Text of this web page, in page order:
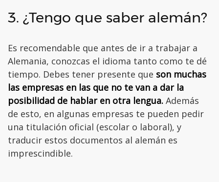
3. ¿Tengo que saber alemán?
Es recomendable que antes de ir a trabajar a
Alemania, conozcas el idioma tanto como te dé
tiempo. Debes tener presente que son muchas
las empresas en las que no te van a dar la
posibilidad de hablar en otra lengua. Además
de esto, en algunas empresas te pueden pedir
una titulación oficial (escolar o laboral), y
traducir estos documentos al alemán es
imprescindible.